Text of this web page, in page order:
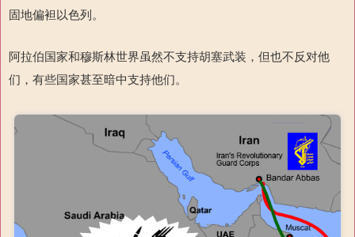
固地偏袒以色列。
阿拉伯国家和穆斯林世界虽然不支持胡塞武装，但也不反对他
们，有些国家甚至暗中支持他们。